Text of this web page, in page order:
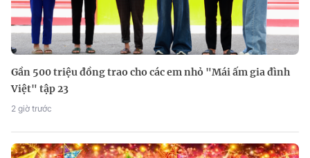
Gần 500 triệu đồng trao cho các em nhỏ "Mái ấm gia đình
Việt" tập 23
2 giờ trước